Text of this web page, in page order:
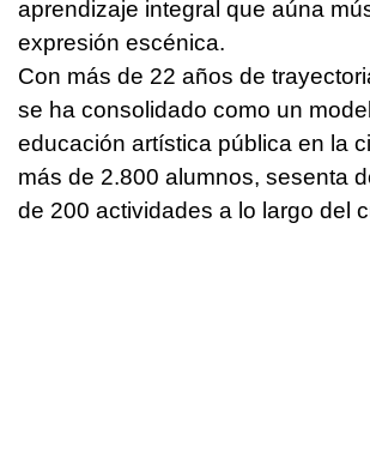
aprendizaje integral que aúna
expresión escénica.
Con más de 22 años de
se ha consolidado como un
educación artística pública en la
más de 2.800 alumnos, sesenta
de 200 actividades a lo largo del